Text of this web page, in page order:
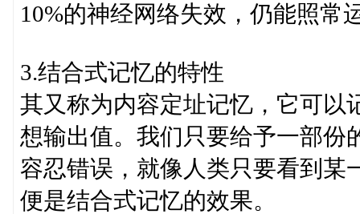
10%的神经网络失效，仍能照常
3.结合式记忆的特性
其又称为内容定址记忆，它可以
想输出值。我们只要给予一部份
容忍错误，就像人类只要看到某
便是结合式记忆的效果。